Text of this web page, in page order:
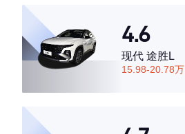
·空间表现较为优秀，优于53%同级车
4.6
现代 途胜L
15.98-20.78万